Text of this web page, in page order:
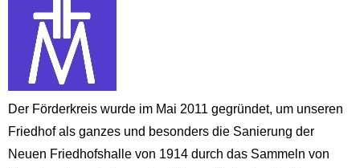
Der Förderkreis wurde im Mai 2011 gegründet, um unseren
Friedhof als ganzes und besonders die Sanierung der
Neuen Friedhofshalle von 1914 durch das Sammeln von